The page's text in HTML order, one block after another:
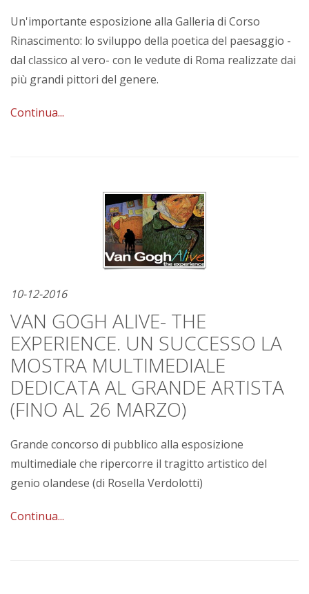
Un'importante esposizione alla Galleria di Corso
Rinascimento: lo sviluppo della poetica del paesaggio -
dal classico al vero- con le vedute di Roma realizzate dai
più grandi pittori del genere.
Continua...
10-12-2016
VAN GOGH ALIVE- THE
EXPERIENCE. UN SUCCESSO LA
MOSTRA MULTIMEDIALE
DEDICATA AL GRANDE ARTISTA
(FINO AL 26 MARZO)
Grande concorso di pubblico alla esposizione
multimediale che ripercorre il tragitto artistico del
genio olandese (di Rosella Verdolotti)
Continua...